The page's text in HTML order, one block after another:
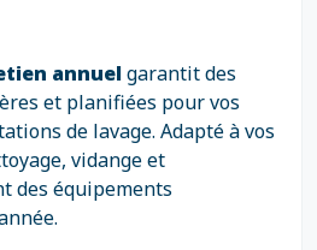
annuelgarantit des
et planifiées pour vos
de lavage. Adapté à vos
vidange et
des équipements